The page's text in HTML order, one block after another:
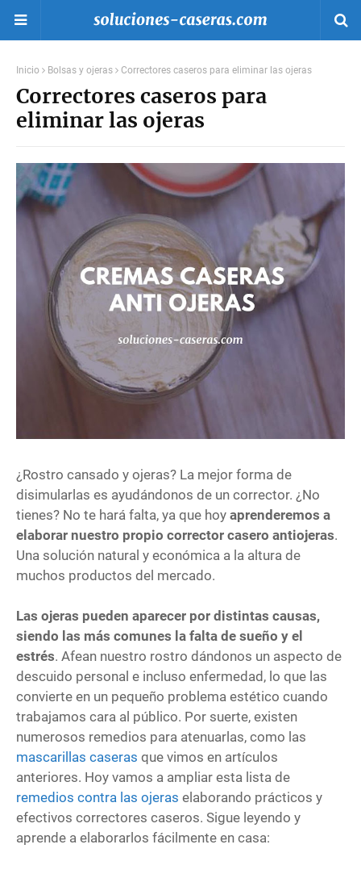
Inicio Bolsas y ojeras Correctores caseros para eliminar las ojeras
Correctores caseros para
eliminar las ojeras
¿Rostro cansado y ojeras? La mejor forma de
disimularlas es ayudándonos de un corrector. ¿No
tienes? No te hará falta, ya que hoy aprenderemos a
elaborar nuestro propio corrector casero antiojeras.
Una solución natural y económica a la altura de
muchos productos del mercado.
Las ojeras pueden aparecer por distintas causas,
siendo las más comunes la falta de sueño y el
estrés. Afean nuestro rostro dándonos un aspecto de
descuido personal e incluso enfermedad, lo que las
convierte en un pequeño problema estético cuando
trabajamos cara al público. Por suerte, existen
numerosos remedios para atenuarlas, como las
mascarillas caseras que vimos en artículos
anteriores. Hoy vamos a ampliar esta lista de
remedios contra las ojeras elaborando prácticos y
efectivos correctores caseros. Sigue leyendo y
aprende a elaborarlos fácilmente en casa: